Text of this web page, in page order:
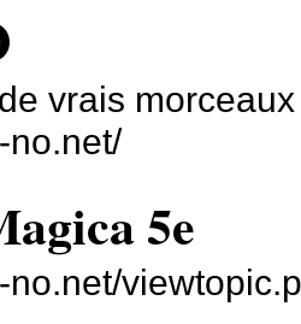
vrais
no.net/
5e
no.net/